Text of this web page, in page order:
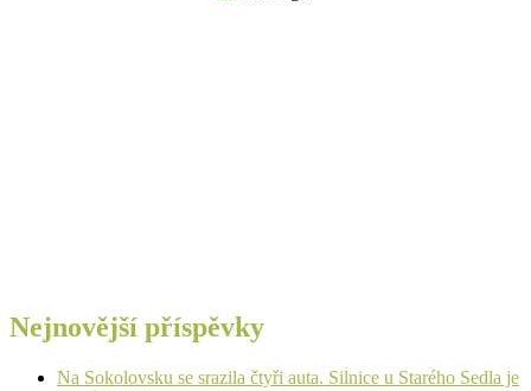
Nejnovější příspěvky
Na Sokolovsku se srazila čtyři auta. Silnice u Starého Sedla je